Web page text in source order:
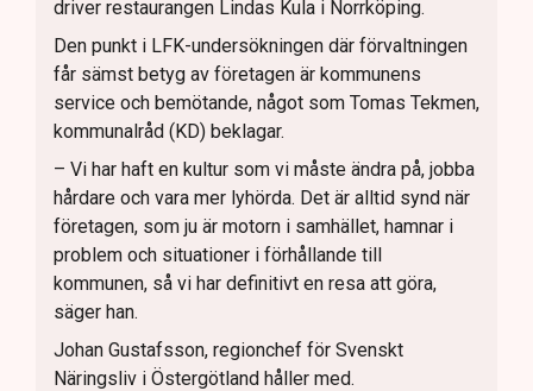
driver restaurangen Lindas Kula i Norrköping.
Den punkt i LFK-undersökningen där förvaltningen
får sämst betyg av företagen är kommunens
service och bemötande, något som Tomas Tekmen,
kommunalråd (KD) beklagar.
– Vi har haft en kultur som vi måste ändra på, jobba
hårdare och vara mer lyhörda. Det är alltid synd när
företagen, som ju är motorn i samhället, hamnar i
problem och situationer i förhållande till
kommunen, så vi har definitivt en resa att göra,
säger han.
Johan Gustafsson, regionchef för Svenskt
Näringsliv i Östergötland håller med.